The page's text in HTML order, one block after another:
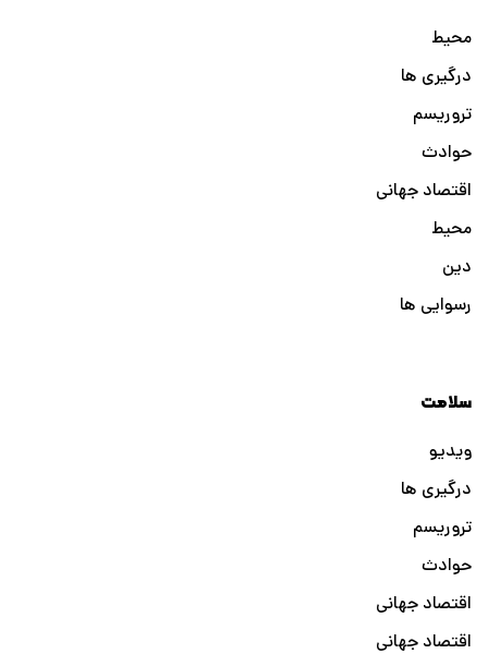
محیط
درگیری ها
تروریسم
حوادث
اقتصاد جهانی
محیط
دین
رسوایی ها
سلامت
ویدیو
درگیری ها
تروریسم
حوادث
اقتصاد جهانی
اقتصاد جهانی